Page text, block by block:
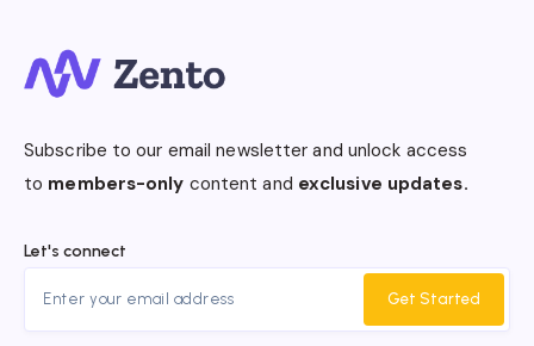
Subscribe to our email newsletter and unlock access
to members-only content and exclusive updates.
Let's connect
Get Started